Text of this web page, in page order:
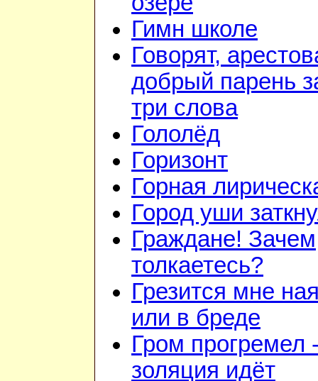
Гимн школе
Говорят,
добрый парень
три слова
Гололёд
Горизонт
Горная
Город уши
Граждане! Зачем
толкаетесь?
Грезится мне
или в бреде
Гром прогремел
золяция идёт